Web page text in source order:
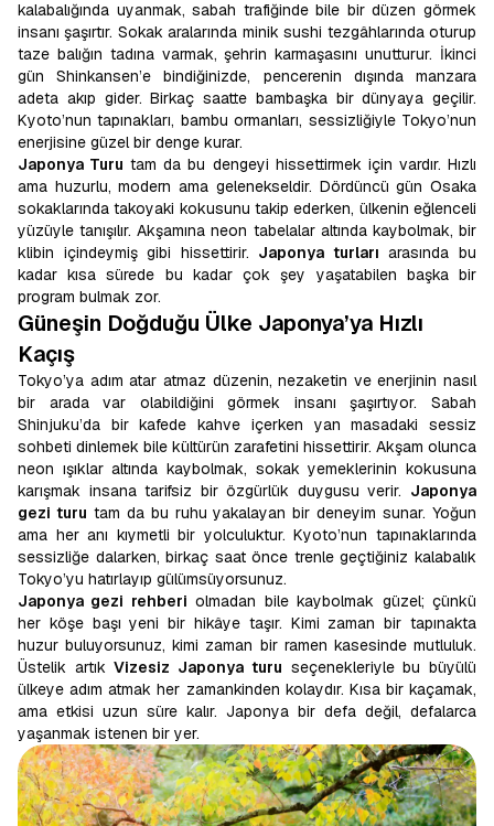
kalabalığında uyanmak, sabah trafiğinde bile bir düzen görmek
insanı şaşırtır. Sokak aralarında minik sushi tezgâhlarında oturup
taze balığın tadına varmak, şehrin karmaşasını unutturur. İkinci
gün Shinkansen’e bindiğinizde, pencerenin dışında manzara
adeta akıp gider. Birkaç saatte bambaşka bir dünyaya geçilir.
Kyoto’nun tapınakları, bambu ormanları, sessizliğiyle Tokyo’nun
enerjisine güzel bir denge kurar.
Japonya Turu tam da bu dengeyi hissettirmek için vardır. Hızlı
ama huzurlu, modern ama gelenekseldir. Dördüncü gün Osaka
sokaklarında takoyaki kokusunu takip ederken, ülkenin eğlenceli
yüzüyle tanışılır. Akşamına neon tabelalar altında kaybolmak, bir
klibin içindeymiş gibi hissettirir. Japonya turları arasında bu
kadar kısa sürede bu kadar çok şey yaşatabilen başka bir
program bulmak zor.
Güneşin Doğduğu Ülke Japonya’ya Hızlı
Kaçış
Tokyo’ya adım atar atmaz düzenin, nezaketin ve enerjinin nasıl
bir arada var olabildiğini görmek insanı şaşırtıyor. Sabah
Shinjuku’da bir kafede kahve içerken yan masadaki sessiz
sohbeti dinlemek bile kültürün zarafetini hissettirir. Akşam olunca
neon ışıklar altında kaybolmak, sokak yemeklerinin kokusuna
karışmak insana tarifsiz bir özgürlük duygusu verir. Japonya
gezi turu tam da bu ruhu yakalayan bir deneyim sunar. Yoğun
ama her anı kıymetli bir yolculuktur. Kyoto’nun tapınaklarında
sessizliğe dalarken, birkaç saat önce trenle geçtiğiniz kalabalık
Tokyo’yu hatırlayıp gülümsüyorsunuz.
Japonya gezi rehberi olmadan bile kaybolmak güzel; çünkü
her köşe başı yeni bir hikâye taşır. Kimi zaman bir tapınakta
huzur buluyorsunuz, kimi zaman bir ramen kasesinde mutluluk.
Üstelik artıkVizesiz Japonya turu seçenekleriyle bu büyülü
ülkeye adım atmak her zamankinden kolaydır. Kısa bir kaçamak,
ama etkisi uzun süre kalır. Japonya bir defa değil, defalarca
yaşanmak istenen bir yer.